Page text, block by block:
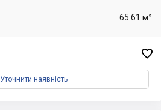
65.61 м²

Уточнити наявність